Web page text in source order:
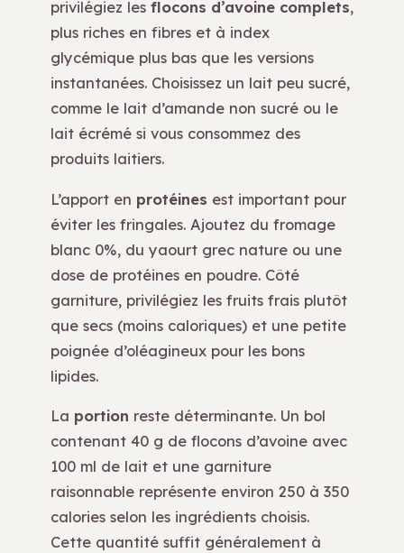
privilégiez les flocons d’avoine complets,
plus riches en fibres et à index
glycémique plus bas que les versions
instantanées. Choisissez un lait peu sucré,
comme le lait d’amande non sucré ou le
lait écrémé si vous consommez des
produits laitiers.
L’apport en protéines est important pour
éviter les fringales. Ajoutez du fromage
blanc 0%, du yaourt grec nature ou une
dose de protéines en poudre. Côté
garniture, privilégiez les fruits frais plutôt
que secs (moins caloriques) et une petite
poignée d’oléagineux pour les bons
lipides.
La portion reste déterminante. Un bol
contenant 40 g de flocons d’avoine avec
100 ml de lait et une garniture
raisonnable représente environ 250 à 350
calories selon les ingrédients choisis.
Cette quantité suffit généralement à